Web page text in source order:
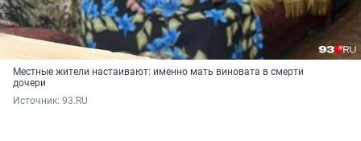
Местные жители настаивают: именно мать виновата в смерти
дочери
Источник: 93.RU